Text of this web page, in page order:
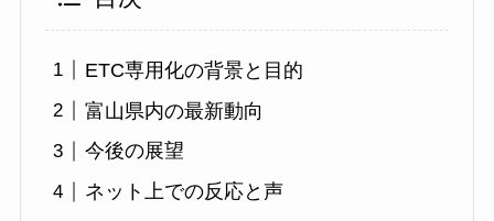
ETC専用化の背景と目的
富山県内の最新動向
今後の展望
ネット上での反応と声